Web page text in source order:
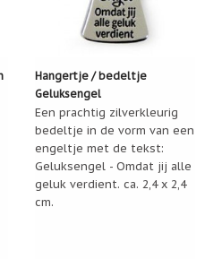
Hangertje / bedeltje
Geluksengel
Een prachtig zilverkleurig
bedeltje in de vorm van een
engeltje met de tekst:
Geluksengel - Omdat jij alle
geluk verdient. ca. 2,4 x 2,4
cm.